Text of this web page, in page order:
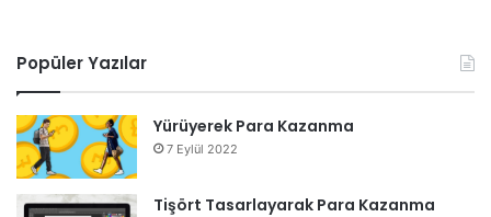
Popüler Yazılar
Yürüyerek Para Kazanma
7 Eylül 2022
Tişört Tasarlayarak Para Kazanma